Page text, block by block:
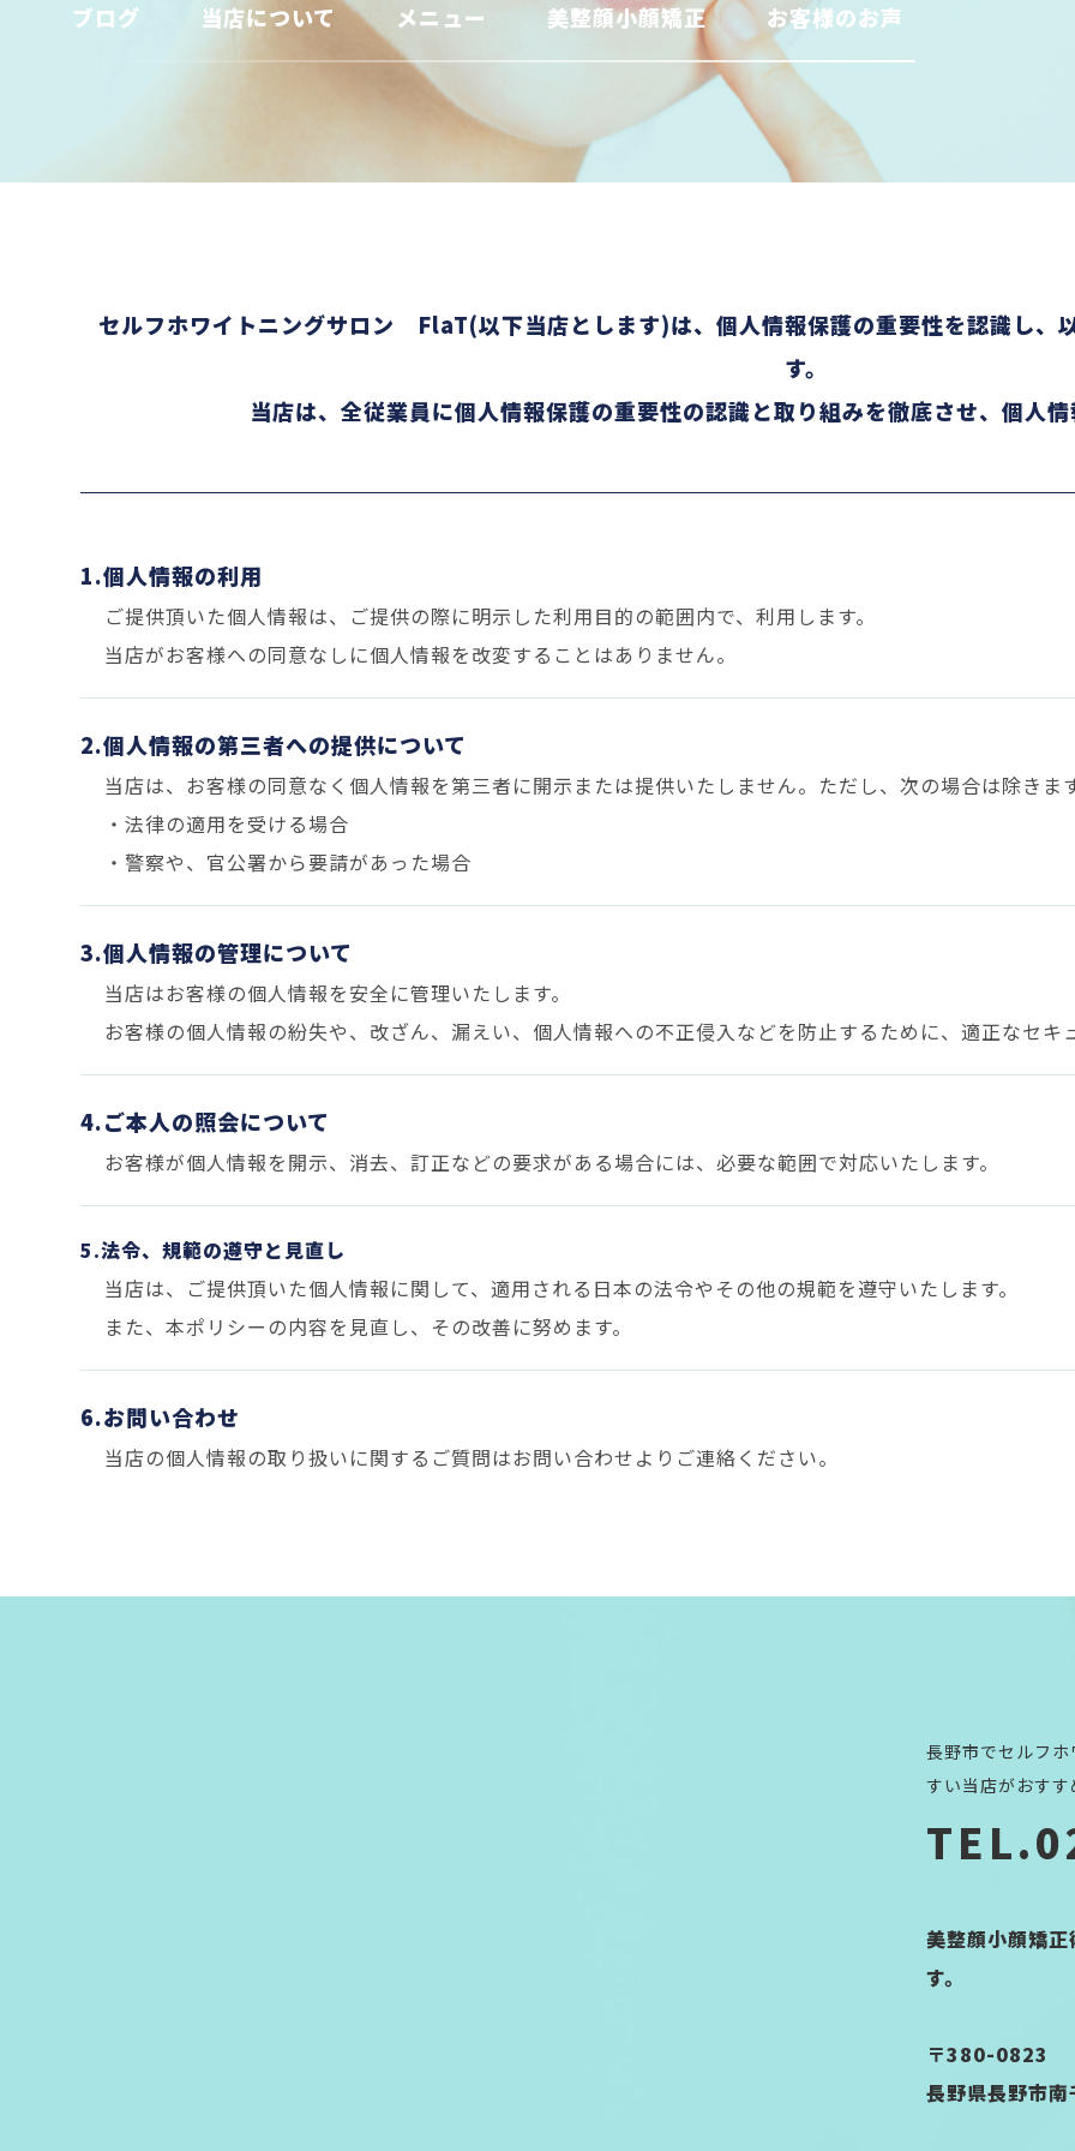
ブログ 当店について メニュー 美整顔小顔矯正 お客様のお声
セルフホワイトニングサロン FlaT(以下当店とします)は、個人情報保護の重要性を認識し、
す。
当店は、全従業員に個人情報保護の重要性の認識と取り組みを徹底させ、個人情
1.個人情報の利用
ご提供頂いた個人情報は、ご提供の際に明示した利用目的の範囲内で、利用します。
当店がお客様への同意なしに個人情報を改変することはありません。
2.個人情報の第三者への提供について
当店は、お客様の同意なく個人情報を第三者に開示または提供いたしません。ただし、次の場合は除きます
・法律の適用を受ける場合
・警察や、官公署から要請があった場合
3.個人情報の管理について
当店はお客様の個人情報を安全に管理いたします。
お客様の個人情報の紛失や、改ざん、漏えい、個人情報への不正侵入などを防止するために、適正なセキ
4.ご本人の照会について
お客様が個人情報を開示、消去、訂正などの要求がある場合には、必要な範囲で対応いたします。
5.法令、規範の遵守と見直し
当店は、ご提供頂いた個人情報に関して、適用される日本の法令やその他の規範を遵守いたします。
また、本ポリシーの内容を見直し、その改善に努めます。
6.お問い合わせ
当店の個人情報の取り扱いに関するご質問はお問い合わせよりご連絡ください。
長野市でセルフ
すい当店がおすす
美整顔小顔矯
す。
〒380-0823
長野県長野市